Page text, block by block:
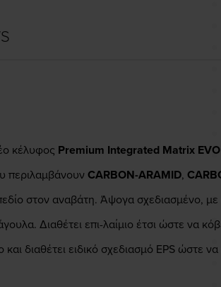
κέλυφος Premium Integrated Matrix EVO
περιλαμβάνουν CARBON-ARAMID,
στον αναβάτη. Άψογα σχεδιασμένο,
Διαθέτει επι-λαίμιο έτσι ώστε να
διαθέτει ειδικό σχεδιασμό EPS ώστε να